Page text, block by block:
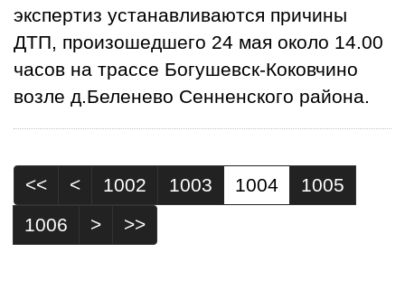
экспертиз устанавливаются причины
ДТП, произошедшего 24 мая около 14.00
часов на трассе Богушевск-Коковчино
возле д.Беленево Сенненского района.
<< < 1002 1003 1004
1005
1006
> >>